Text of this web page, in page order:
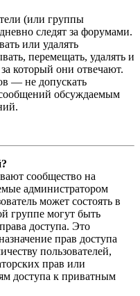
(или группы
следят за форумами.
или удалять
перемещать, удалять и
который они отвечают.
— не допускать
обсуждаемым
сообщество на
администратором
может состоять в
группе могут быть
доступа. Это
прав доступа
пользователей,
прав или
доступа к приватным